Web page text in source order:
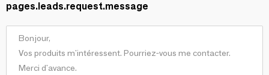
pages.leads.request.message